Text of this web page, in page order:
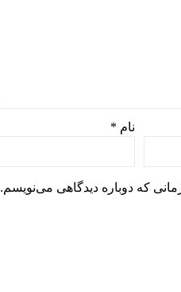
نام *
که دوباره دیدگاهی می‌نویسم.